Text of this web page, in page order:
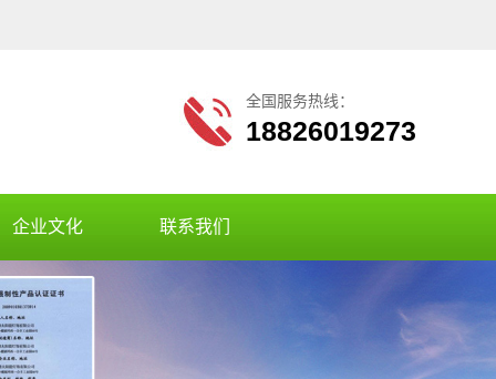
全国服务热线：
18826019273
企业文化 联系我们